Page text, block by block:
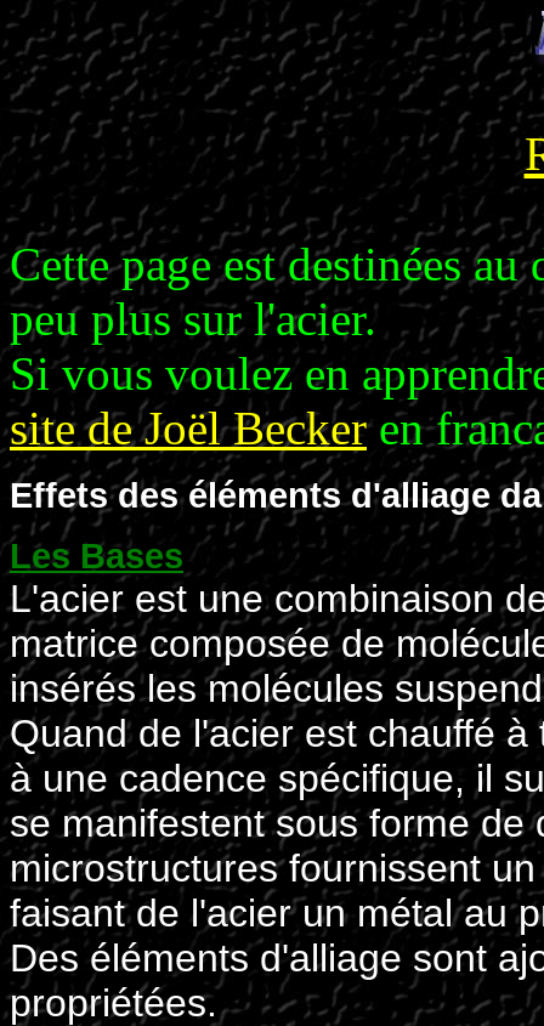
Cette page est destinées
peu plus sur l'acier.
Si vous voulez en
site de Joël Beckeren
Effets des éléments d'alliage
Les Bases
L'acier est une combinaison
matrice composée de
insérés les molécules
Quand de l'acier est chauffé
à une cadence spécifique, il
se manifestent sous forme
microstructures fournissent
faisant de l'acier un métal au
Des éléments d'alliage sont
propriétées.